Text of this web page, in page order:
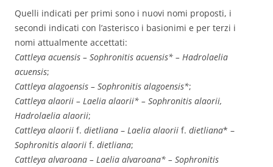
Quelli indicati per primi sono i nuovi nomi proposti, i
secondi indicati con l’asterisco i basionimi e per terzi i
nomi attualmente accettati:
Cattleya acuensis – Sophronitis acuensis* – Hadrolaelia
acuensis;
Cattleya alagoensis – Sophronitis alagoensis*;
Cattleya alaorii – Laelia alaorii* – Sophronitis alaorii,
Hadrolaelia alaorii;
Cattleya alaorii f. dietliana – Laelia alaorii f. dietliana* –
Sophronitis alaorii f. dietliana;
Cattleya alvaroana – Laelia alvaroana* – Sophronitis